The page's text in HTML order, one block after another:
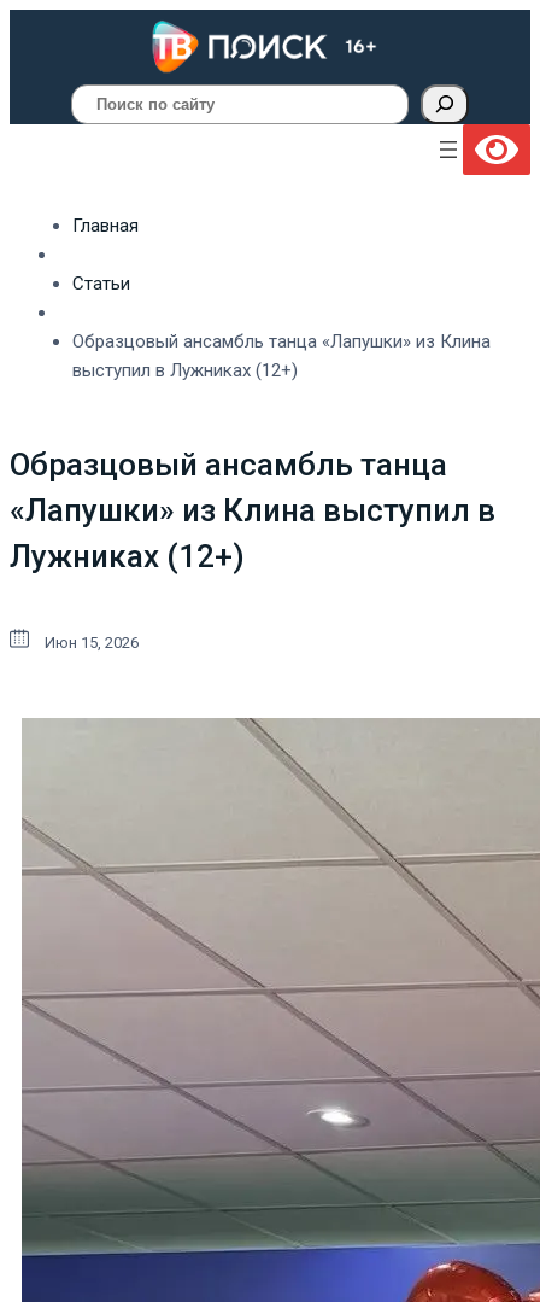
Поиск
Главная
Статьи
Образцовый ансамбль танца «Лапушки» из Клина
выступил в Лужниках (12+)
Образцовый ансамбль танца
«Лапушки» из Клина выступил в
Лужниках (12+)
Июн 15, 2026